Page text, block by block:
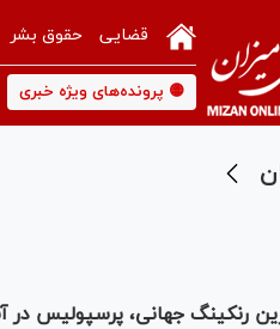
قضایی حقوق بشر
🟡 پرونده‌های ویژه خبری
رنکینگ جهانی، پرسپولیس